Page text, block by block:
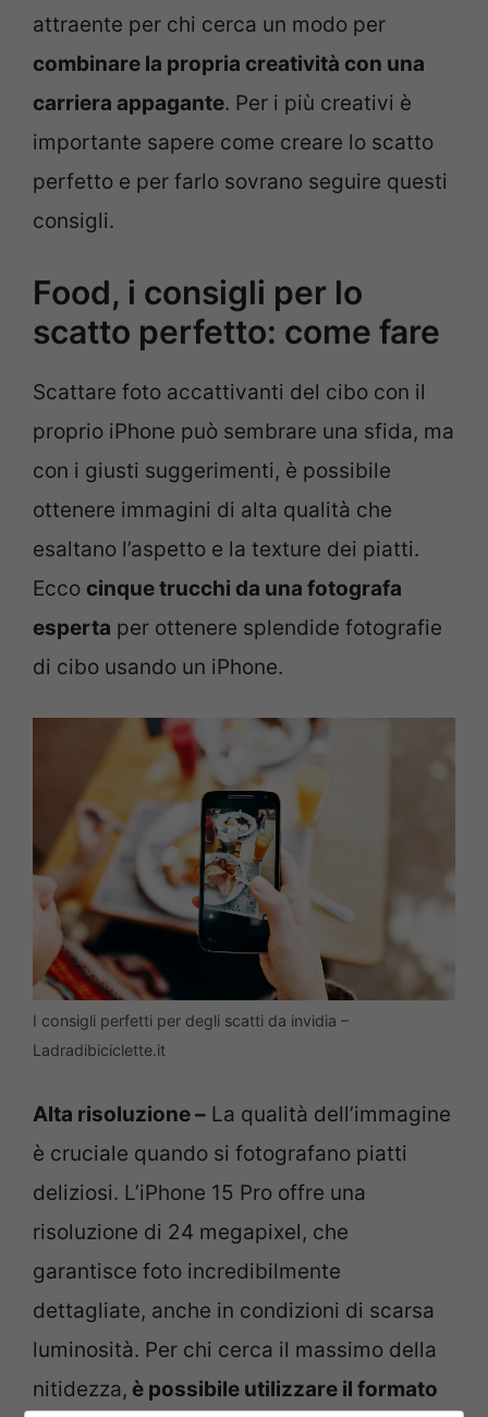
attraente per chi cerca un modo per
combinare la propria creatività con una
carriera appagante. Per i più creativi è
importante sapere come creare lo scatto
perfetto e per farlo sovrano seguire questi
consigli.
Food, i consigli per lo
scatto perfetto: come fare
Scattare foto accattivanti del cibo con il
proprio iPhone può sembrare una sfida, ma
con i giusti suggerimenti, è possibile
ottenere immagini di alta qualità che
esaltano l’aspetto e la texture dei piatti.
Ecco cinque trucchi da una fotografa
esperta per ottenere splendide fotografie
di cibo usando un iPhone.
I consigli perfetti per degli scatti da invidia –
Ladradibiciclette.it
Alta risoluzione – La qualità dell’immagine
è cruciale quando si fotografano piatti
deliziosi. L’iPhone 15 Pro offre una
risoluzione di 24 megapixel, che
garantisce foto incredibilmente
dettagliate, anche in condizioni di scarsa
luminosità. Per chi cerca il massimo della
nitidezza, è possibile utilizzare il formato